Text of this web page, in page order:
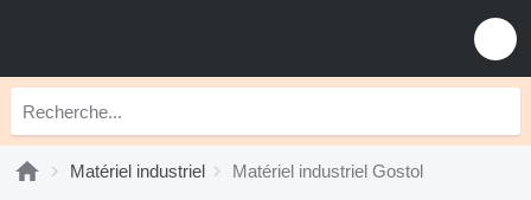
Matériel industriel Matériel industriel Gostol